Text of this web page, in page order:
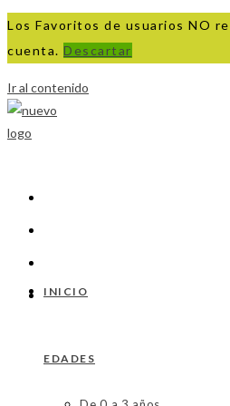
Los Favoritos de usuarios NO
cuenta. Descartar
Ir al contenido
INICIO
EDADES